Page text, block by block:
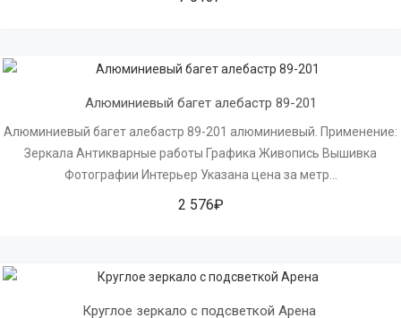
Алюминиевый багет алебастр 89-201
Алюминиевый багет алебастр 89-201 алюминиевый. Применение:
Зеркала Антикварные работы Графика Живопись Вышивка
Фотографии Интерьер Указана цена за метр...
2 576₽
Круглое зеркало с подсветкой Арена